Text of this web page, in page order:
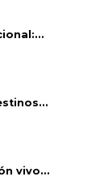
vivo...